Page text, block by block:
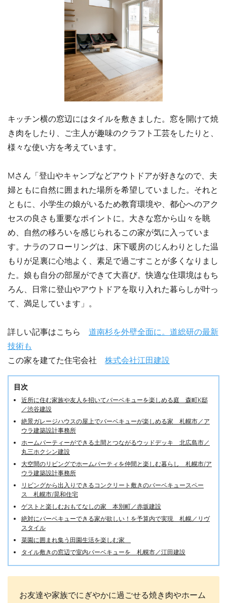
キッチン横の窓辺にはタイルを敷きました。窓を開けて焼
き肉をしたり、ご主人が趣味のクラフト工芸をしたりと、
様々な使い方を考えています。
Mさん「登山やキャンプなどアウトドアが好きなので、夫
婦ともに自然に囲まれた場所を希望していました。それと
ともに、小学生の娘がいるため教育環境や、都心へのアク
セスの良さも重要なポイントに。大きな窓から山々を眺
め、自然の移ろいを感じられるこの家が気に入っていま
す。ナラのフローリングは、床下暖房のじんわりとした温
もりが足裏に心地よく、素足で過ごすことが多くなりまし
た。娘も自分の部屋ができて大喜び。快適な住環境はもち
ろん、日常に登山やアウトドアを取り入れた暮らしが叶っ
て、満足しています」。
詳しい記事はこちら 道南杉を外壁全面に。道総研の最新
技術も
この家を建てた住宅会社 株式会社江田建設
目次
近所に住む家族や友人を招いてバーベキューを楽しめる庭 森町K邸
／渋谷建設
絶景ガレージハウスの屋上でバーベキューが楽しめる家 札幌市／ア
ウラ建築設計事務所
ホームパーティーができる土間とつながるウッドデッキ 北広島市／
丸三ホクシン建設
大空間のリビングでホームパーティを仲間と楽しむ暮らし 札幌市/ア
ウラ建築設計事務所
リビングから出入りできるコンクリート敷きのバーベキュースペー
ス 札幌市/晃和住宅
ゲストと楽しむおもてなしの家 本別町／赤坂建設
絶対にバーベキューできる家が欲しい！を予算内で実現 札幌／リヴ
スタイル
菜園に囲まれ集う田園生活を楽しむ家
タイル敷きの窓辺で室内バーベキューを 札幌市／江田建設
お友達や家族でにぎやかに過ごせる焼き肉やホーム